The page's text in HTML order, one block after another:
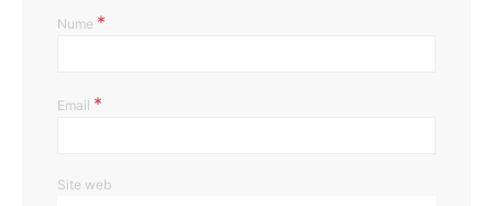
Nume *
Email *
Site web